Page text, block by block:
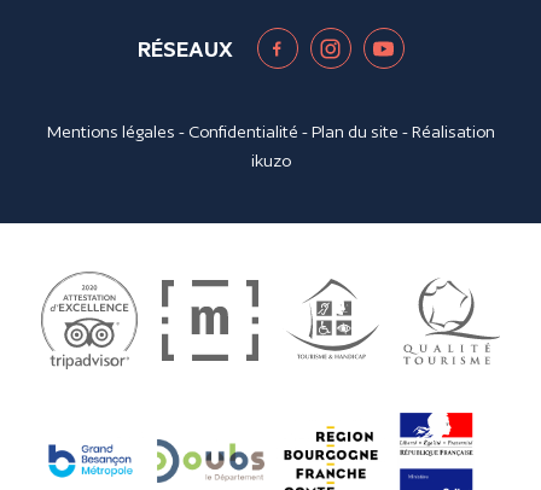
RÉSEAUX
Mentions légales - Confidentialité -Plan du site - Réalisation
ikuzo